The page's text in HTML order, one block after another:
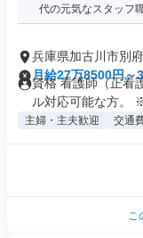
代の元気なスタッフ
兵庫県加古川市別
月給27万8500円～
資格 看護師（正看
ル対応可能な方。
主婦・主夫歓迎 交通
こ